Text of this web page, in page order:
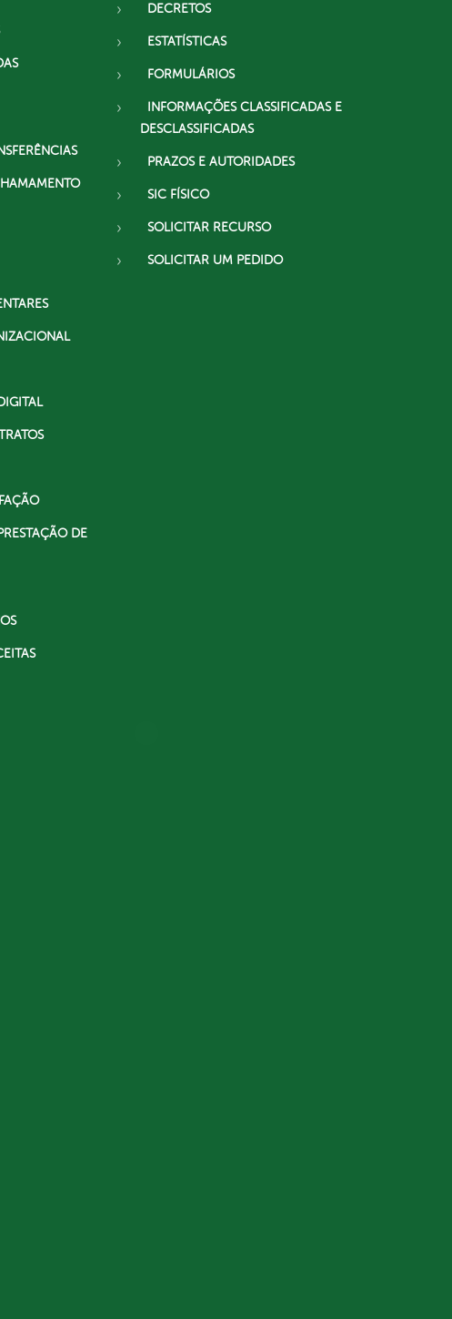
DE
DECRETOS
ESTATÍSTICAS
FORMULÁRIOS
INFORMAÇÕES CLASSIFICADAS E
DESCLASSIFICADAS
PRAZOS E AUTORIDADES
SIC FÍSICO
SOLICITAR RECURSO
SOLICITAR UM PEDIDO